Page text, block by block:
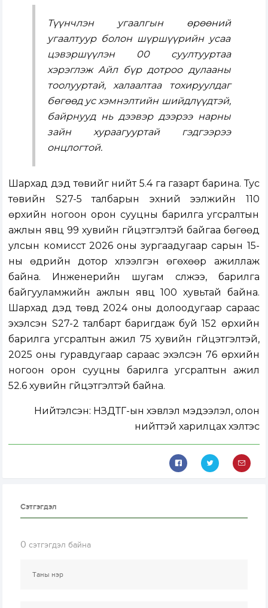
Түүнчлэн угаалгын өрөөний
угаалтуур болон шүршүүрийн усаа
цэвэршүүлэн 00 суултууртаа
хэрэглэж Айл бүр дотроо дулааны
тоолууртай, халаалтаа тохируулдаг
бөгөөд ус хэмнэлтийн шийдлүүдтэй,
байрнууд нь дээвэр дээрээ нарны
зайн хураагууртай гэдгээрээ
онцлогтой.
Шархад дэд төвийг нийт 5.4 га газарт барина. Тус
төвийн S27-5 талбарын эхний ээлжийн 110
өрхийн ногоон орон сууцны барилга угсралтын
ажлын явц 99 хувийн гүйцэтгэлтэй байгаа бөгөөд
улсын комисст 2026 оны зургаадугаар сарын 15-
ны өдрийн дотор хүлээлгэн өгөхөөр ажиллаж
байна. Инженерийн шугам сүлжээ, барилга
байгууламжийн ажлын явц 100 хувьтай байна.
Шархад дэд төвд 2024 оны долоодугаар сараас
эхэлсэн S27-2 талбарт баригдаж буй 152 өрхийн
барилга угсралтын ажил 75 хувийн гүйцэтгэлтэй,
2025 оны гуравдугаар сараас эхэлсэн 76 өрхийн
ногоон орон сууцны барилга угсралтын ажил
52.6 хувийн гүйцэтгэлтэй байна.
Нийтэлсэн: НЗДТГ-ын хэвлэл мэдээлэл, олон
нийттэй харилцах хэлтэс
Сэтгэгдэл
0 сэтгэгдэл байна